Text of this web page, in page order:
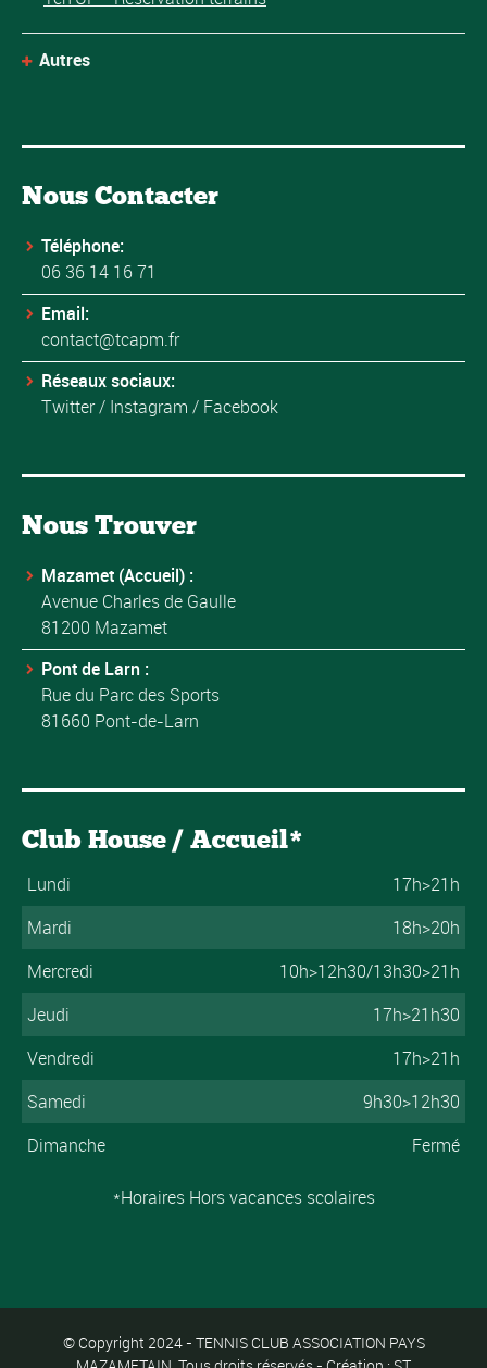
Autres
Nous Contacter
Téléphone:
06 36 14 16 71
Email:
contact@tcapm.fr
Réseaux sociaux:
Twitter/ Instagram / Facebook
Nous Trouver
Mazamet (Accueil) :
Avenue Charles de Gaulle
81200 Mazamet
Pont de Larn :
Rue du Parc des Sports
81660 Pont-de-Larn
Club House / Accueil*
Lundi
17h>21h
Mardi
18h>20h
Mercredi
10h>12h30/13h30>21h
Jeudi
17h>21h30
Vendredi
17h>21h
Samedi
9h30>12h30
Dimanche
Fermé
*Horaires Hors vacances scolaires
© Copyright 2024 - TENNIS CLUB ASSOCIATION PAYS